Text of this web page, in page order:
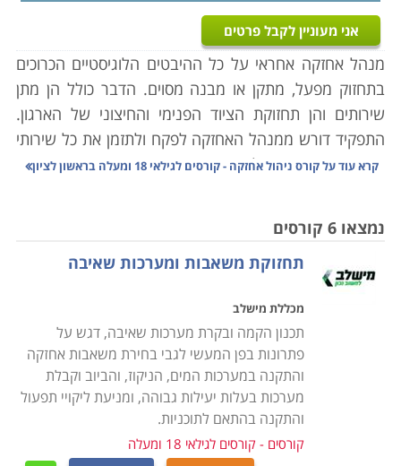
אני מעוניין לקבל פרטים
מנהל אחזקה אחראי על כל ההיבטים הלוגיסטיים הכרוכים
בתחזוק מפעל, מתקן או מבנה מסוים. הדבר כולל הן מתן
שירותים והן תחזוקת הציוד הפנימי והחיצוני של הארגון.
התפקיד דורש ממנהל האחזקה לפקח ולתזמן את כל שירותי
האחזקה הנדרשים, לוודא את איכות השירות ותקני המוצרים
האחזקה עליו להיות מוכשר, מיומן ובעל הידע הנדרש על
מנת לעסוק בתפקיד ביעילות.
קורס ניהול אחזקה מספק ידע רב בתחום ומאפשר לעסוק
כמנהל אחזקה הן בארגונים מסחריים והן בארגונים ציבוריים
ופרטיים. במסגרת הקורס נלמדים נושאים מגוונים כדוגמת
תיקונים טכניים של אלמנטים שונים במבנה, התקנת ריהוט
וציוד כדוגמת ארונות, מדפים, לוחות ומזגנים. כמו כן נלמדים
תחומים כדוגמת קשר עם ספקים ועם מנהלים
קרא עוד עלקורס ניהול אחזקה - קורסים לגילאי 18 ומעלה בראשון לציון
נמצאו 6 קורסים
תחזוקת משאבות ומערכות שאיבה
מכללת מישלב
תכנון הקמה ובקרת מערכות שאיבה, דגש על
פתרונות בפן המעשי לגבי בחירת משאבות אחזקה
והתקנה במערכות המים, הניקוז, והביוב וקבלת
מערכות בעלות יעילות גבוהה, ומניעת ליקויי תפעול
והתקנה בהתאם לתוכניות.
קורסים - קורסים לגילאי 18 ומעלה